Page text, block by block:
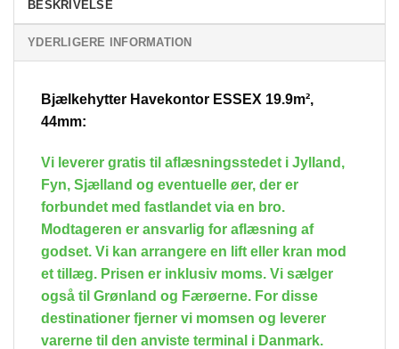
BESKRIVELSE
YDERLIGERE INFORMATION
Bjælkehytter –
Havekontor ESSEX 19.9m²,
44mm:
Vi leverer gratis til aflæsningsstedet i Jylland,
Fyn, Sjælland og eventuelle øer, der er
forbundet med fastlandet via en bro.
Modtageren er ansvarlig for aflæsning af
godset. Vi kan arrangere en lift eller kran mod
et tillæg. Prisen er inklusiv moms. Vi sælger
også til Grønland og Færøerne. For disse
destinationer fjerner vi momsen og leverer
varerne til den anviste terminal i Danmark.